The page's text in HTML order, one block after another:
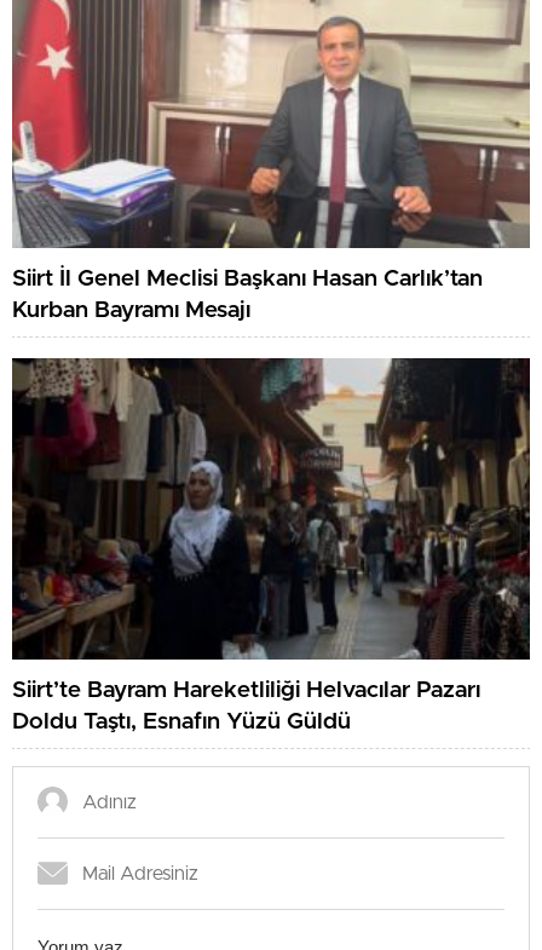
Siirt İl Genel Meclisi Başkanı Hasan Carlık’tan
Kurban Bayramı Mesajı
Siirt’te Bayram Hareketliliği Helvacılar Pazarı
Doldu Taştı, Esnafın Yüzü Güldü